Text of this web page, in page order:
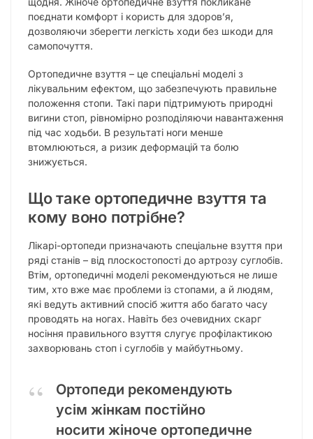
поєднати комфорт і користь для здоров’я,
дозволяючи зберегти легкість ходи без шкоди для
самопочуття.
Ортопедичне взуття – це спеціальні моделі з
лікувальним ефектом, що забезпечують правильне
положення стопи. Такі пари підтримують природні
вигини стоп, рівномірно розподіляючи навантаження
під час ходьби. В результаті ноги менше
втомлюються, а ризик деформацій та болю
знижується.
Що таке ортопедичне взуття та
кому воно потрібне?
Лікарі-ортопеди призначають спеціальне взуття при
ряді станів – від плоскостопості до артрозу суглобів.
Втім, ортопедичні моделі рекомендуються не лише
тим, хто вже має проблеми із стопами, а й людям,
які ведуть активний спосіб життя або багато часу
проводять на ногах. Навіть без очевидних скарг
носіння правильного взуття слугує профілактикою
захворювань стоп і суглобів у майбутньому.
Ортопеди рекомендують
усім жінкам постійно
носити жіноче ортопедичне